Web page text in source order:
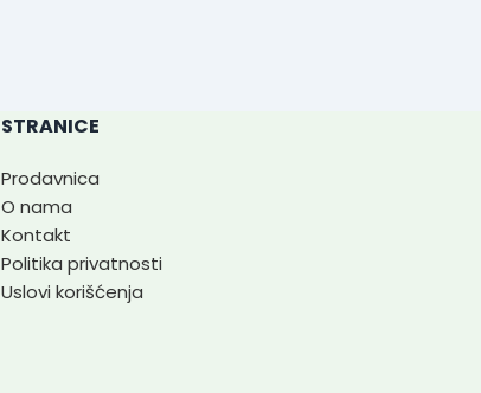
STRANICE
Prodavnica
O nama
Kontakt
Politika privatnosti
Uslovi korišćenja